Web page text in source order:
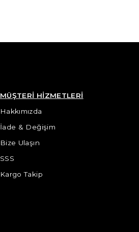
MÜŞTERİ HİZMETLERİ
Hakkımızda
İade & Değişim
Bize Ulaşın
SSS
Kargo Takip